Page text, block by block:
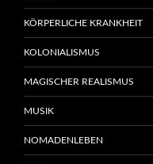
KÖRPERLICHE KRANKHEIT
KOLONIALISMUS
MAGISCHER REALISMUS
MUSIK
NOMADENLEBEN